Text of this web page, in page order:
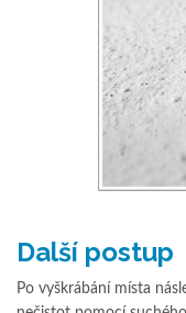
Další postup
Po vyškrábání místa